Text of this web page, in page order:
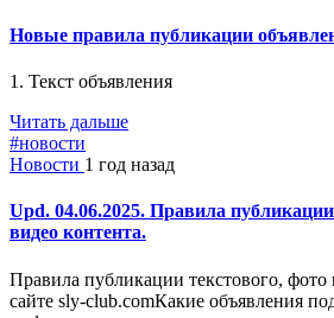
Новые правила публикации
1. Текст объявления
Читать дальше
#новости
Новости 1 год назад
Upd. 04.06.2025. Правила
видео контента.
Правила публикации текстового, фото
сайте sly-club.comКакие объявления